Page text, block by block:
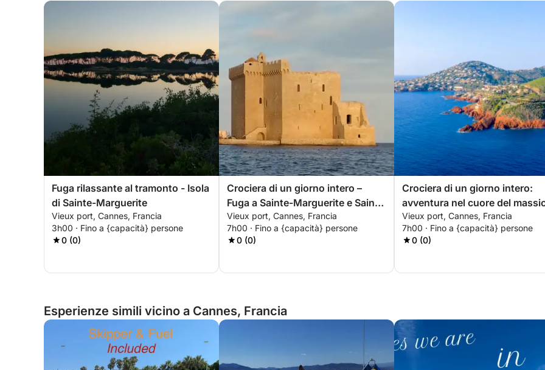
Fuga rilassante al tramonto - Isola
di Sainte-Marguerite
Vieux port, Cannes, Francia
3h00 · Fino a {capacità} persone
0 (0)
Crociera di un giorno intero –
Fuga a Sainte-Marguerite e Saint-
Honorat
Vieux port, Cannes, Francia
7h00 · Fino a {capacità} persone
0 (0)
Crociera di un giorno intero:
avventura nel cuore del
dell'Esterel
Vieux port, Cannes, Francia
7h00 · Fino a {capacità} persone
0 (0)
Esperienze simili vicino a Cannes, Francia